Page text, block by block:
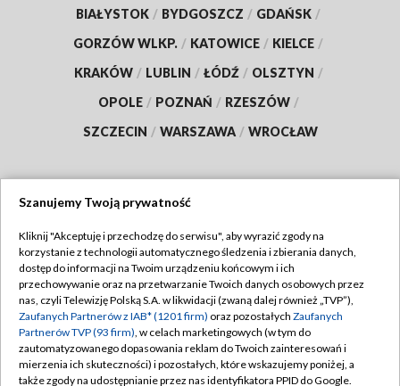
BIAŁYSTOK / BYDGOSZCZ / GDAŃSK /
GORZÓW WLKP. / KATOWICE / KIELCE /
KRAKÓW / LUBLIN / ŁÓDŹ / OLSZTYN /
OPOLE / POZNAŃ / RZESZÓW /
SZCZECIN / WARSZAWA / WROCŁAW
TVP
Abonament TVP
Emisja w TVP
Centrum informacji TVP
Naziemna Telewizja Cyfrowa
Regulamin TVP
Polityka prywatności
Moje zgody
Pomoc
Szanujemy Twoją prywatność
Kliknij "Akceptuję i przechodzę do serwisu", aby wyrazić zgody na
korzystanie z technologii automatycznego śledzenia i zbierania danych,
dostęp do informacji na Twoim urządzeniu końcowym i ich
przechowywanie oraz na przetwarzanie Twoich danych osobowych przez
nas, czyli Telewizję Polską S.A. w likwidacji (zwaną dalej również „TVP”),
Zaufanych Partnerów z IAB* (1201 firm) oraz pozostałych Zaufanych
Partnerów TVP (93 firm), w celach marketingowych (w tym do
zautomatyzowanego dopasowania reklam do Twoich zainteresowań i
mierzenia ich skuteczności) i pozostałych, które wskazujemy poniżej, a
także zgody na udostępnianie przez nas identyfikatora PPID do Google.